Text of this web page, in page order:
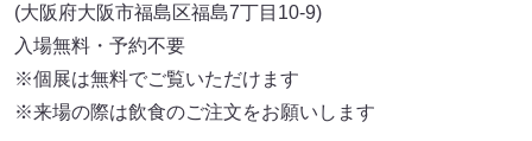
(大阪府大阪市福島区福島7丁目10-9)
入場無料・予約不要
※個展は無料でご覧いただけます
※来場の際は飲食のご注文をお願いします